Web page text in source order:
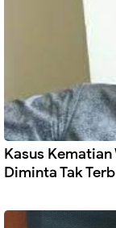
Kasus
Diminta Tak